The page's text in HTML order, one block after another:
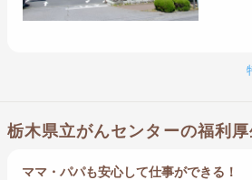
栃木県立がんセンターの福利厚
ママ・パパも安心して仕事ができる！